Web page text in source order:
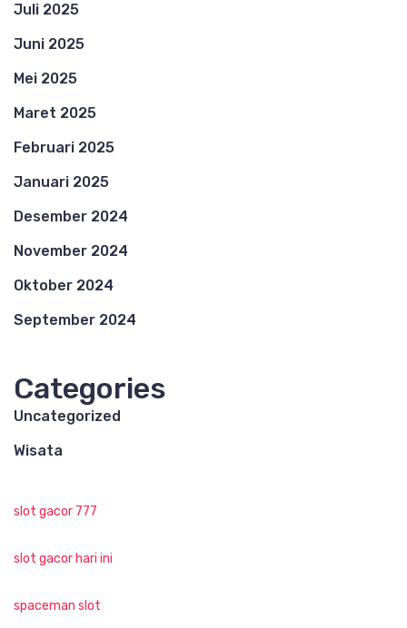
Juli 2025
Juni 2025
Mei 2025
Maret 2025
Februari 2025
Januari 2025
Desember 2024
November 2024
Oktober 2024
September 2024
Categories
Uncategorized
Wisata
slot gacor 777
slot gacor hari ini
spaceman slot